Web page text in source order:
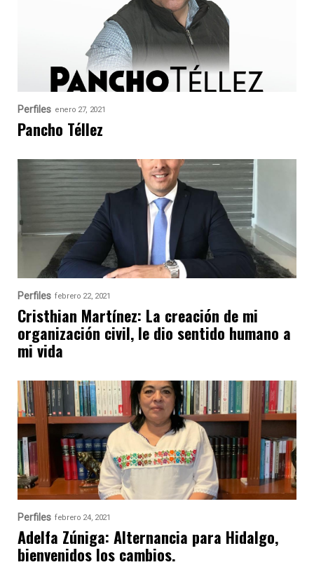
Perfiles enero 27, 2021
Pancho Téllez
Perfiles febrero 22, 2021
Cristhian Martínez: La creación de mi
organización civil, le dio sentido humano a
mi vida
Perfiles febrero 24, 2021
Adelfa Zúniga: Alternancia para Hidalgo,
bienvenidos los cambios.